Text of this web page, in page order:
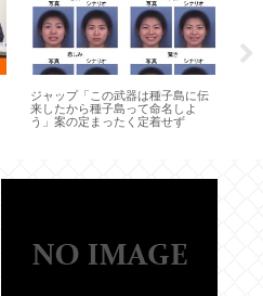
ジャップ「この武器は種子島に伝
来したから種子島って命名しよ
う」案の定まったく定着せず